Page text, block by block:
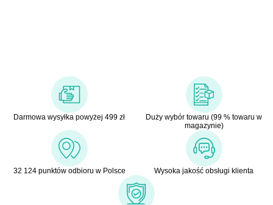
Darmowa wysyłka powyżej 499 zł
Duży wybór towaru (99 % towaru w
magazynie)
32 124 punktów odbioru w Polsce Wysoka jakość obsługi klienta